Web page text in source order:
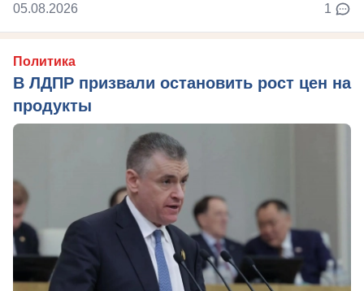
05.08.2026 1
Политика
В ЛДПР призвали остановить рост цен на
продукты